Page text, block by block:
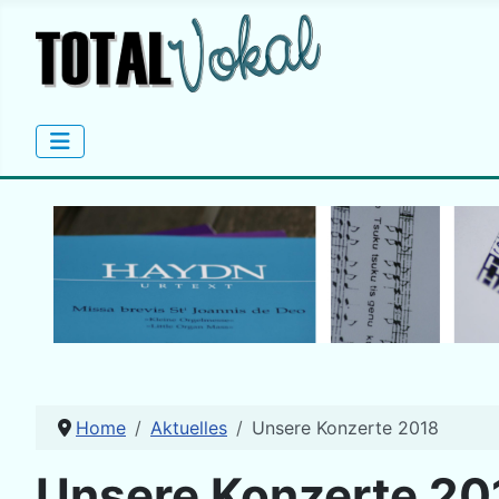
Home Aktuelles Unsere Konzerte 2018